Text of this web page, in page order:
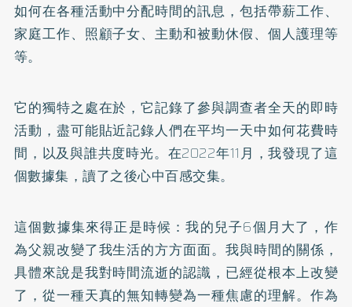
如何在各種活動中分配時間的訊息，包括帶薪工作、
家庭工作、照顧子女、主動和被動休假、個人護理等
等。
它的獨特之處在於，它記錄了參與調查者全天的即時
活動，盡可能貼近記錄人們在平均一天中如何花費時
間，以及與誰共度時光。在2022年11月，我發現了這
個數據集，讀了之後心中百感交集。
這個數據集來得正是時候：我的兒子6個月大了，作
為父親改變了我生活的方方面面。我與時間的關係，
具體來說是我對時間流逝的認識，已經從根本上改變
了，從一種天真的無知轉變為一種焦慮的理解。作為